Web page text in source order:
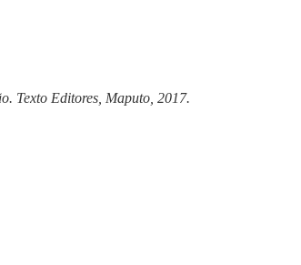
Texto Editores, Maputo, 2017.